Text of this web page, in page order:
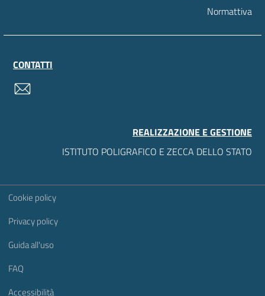
Normattiva
CONTATTI
REALIZZAZIONE E GESTIONE
ISTITUTO POLIGRAFICO E ZECCA DELLO STATO
Sezione Link Utili
Cookie policy
Privacy policy
Guida all'uso
FAQ
Accessibilità